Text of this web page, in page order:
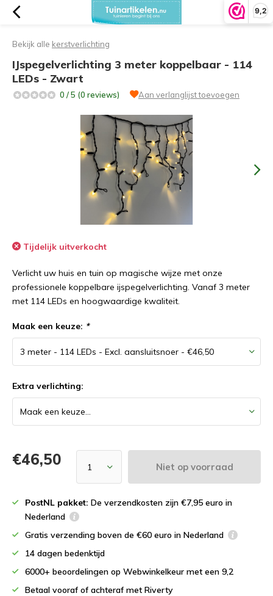
9,2
Bekijk alle kerstverlichting
IJspegelverlichting 3 meter koppelbaar - 114
LEDs - Zwart
0 / 5 (0 reviews) Aan verlanglijst toevoegen
Tijdelijk uitverkocht
Verlicht uw huis en tuin op magische wijze met onze
professionele koppelbare ijspegelverlichting. Vanaf 3 meter
met 114 LEDs en hoogwaardige kwaliteit.
Maak een keuze: *
Extra verlichting:
€46,50 Niet op voorraad
PostNL pakket: De verzendkosten zijn €7,95 euro in
Nederland
Gratis verzending boven de €60 euro in Nederland
14 dagen bedenktijd
6000+ beoordelingen op Webwinkelkeur met een 9,2
Betaal vooraf of achteraf met Riverty